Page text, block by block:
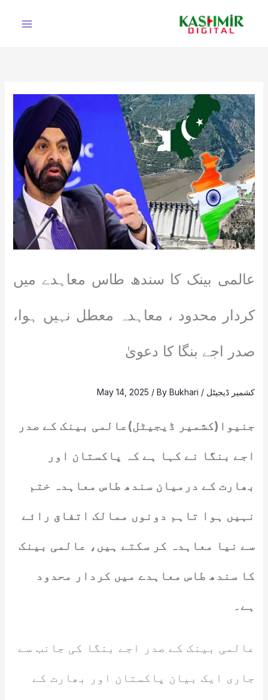
عالمی بینک کا سندھ طاس معاہدے میں
کردار محدود ، معاہدہ معطل نہیں ہوا،
صدر اجے بنگا کا دعویٰ
کشمیر ڈیجیٹل /
May 14, 2025 / ByBukhari
جنیوا(کشمیر ڈیجیٹل)عالمی بینک کے صدر
اجے بنگا نے کہا ہے کہ پاکستان اور
بھارت کے درمیان سندھ طاس معاہدہ ختم
نہیں ہوا تاہم دونوں ممالک اتفاق رائے
سے نیا معاہدہ کر سکتے ہیں، عالمی بینک
کا سندھ طاس معاہدے میں کردار محدود
ہے۔
عالمی بینک کے صدر اجے بنگا کی جانب سے
جاری ایک بیان پاکستان اور بھارت کے